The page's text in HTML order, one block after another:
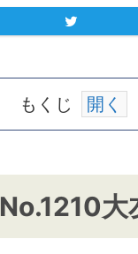
もくじ
N
o.
1
No.1210大